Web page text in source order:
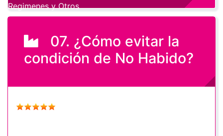
07. ¿Cómo evitar la
condición de No Habido?
Regimenes y Otros